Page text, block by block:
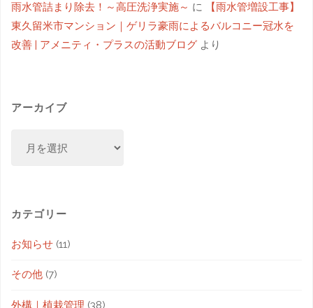
雨水管詰まり除去！～高圧洗浄実施～ に
【雨水管増設工事】
東久留米市マンション｜ゲリラ豪雨によるバルコニー冠水を
改善 | アメニティ・プラスの活動ブログ より
アーカイブ
カテゴリー
お知らせ (11)
その他 (7)
外構｜植栽管理 (38)